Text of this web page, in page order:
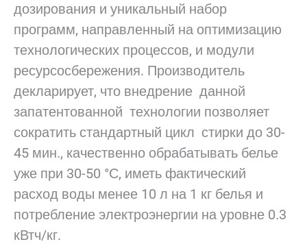
дозирования и уникальный набор
программ, направленный на оптимизацию
технологических процессов, и модули
ресурсосбережения. Производитель
декларирует, что внедрение данной
запатентованной технологии позволяет
сократить стандартный цикл стирки до 30-
45 мин., качественно обрабатывать белье
уже при 30-50 °С, иметь фактический
расход воды менее 10 л на 1 кг белья и
потребление электроэнергии на уровне 0.3
кВтч/кг.